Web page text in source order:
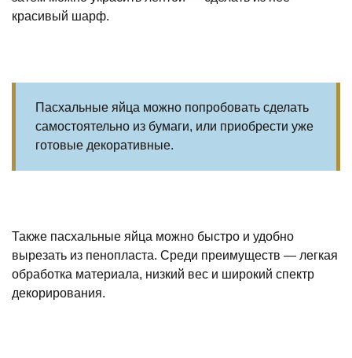
красивый шарф.
Пасхальные яйца можно попробовать сделать
самостоятельно из бумаги, или приобрести уже
готовые декоративные.
Также пасхальные яйца можно быстро и удобно
вырезать из пенопласта. Среди преимуществ — легкая
обработка материала, низкий вес и широкий спектр
декорирования.